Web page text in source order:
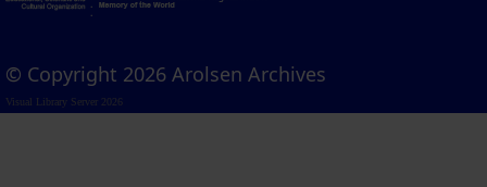
© Copyright 2026 Arolsen Archives
Visual Library Server 2026